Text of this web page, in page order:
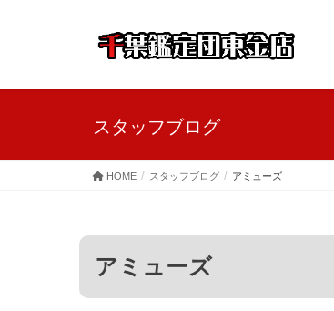
スタッフブログ
HOME スタッフブログ アミューズ
アミューズ